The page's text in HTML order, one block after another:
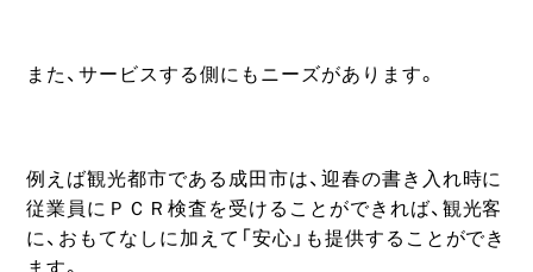
また、サービスする側にもニーズがあります。
例えば観光都市である成田市は、迎春の書き入れ時に
従業員にＰＣＲ検査を受けることができれば、観光客
に、おもてなしに加えて「安心」も提供することができ